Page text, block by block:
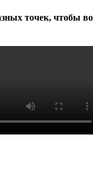
точек, чтобы